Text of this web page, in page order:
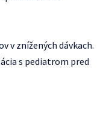
v znížených dávkach.
s pediatrom pred